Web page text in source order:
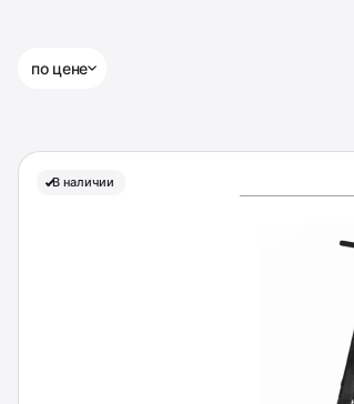
по цене
В наличии